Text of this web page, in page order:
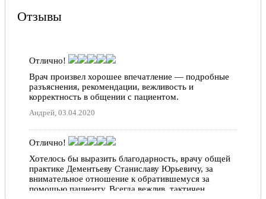
Станислав Юрьевич постоянно развивается,
литературу, вебинары, конференции, семинары,
методические собрания.
Имеет специализацию по 16 направлениям, таким
как: хирургия, педиатрия, гинекология, терапия и
другие, что способствует рассмотрению состояния
вашего здоровья с разных сторон. Так, к нему
сосудистой системы, легких, органов желудочно-
кишечного тракта, инфекционными и
детей до людей пожилого возраста.
Рекомендации врача общей практики:как искать
полезную информацию медицинского характера в
Отзывы
Отлично!
Врач произвел хорошее впечатление — подробные
разъяснения, рекомендации, вежливость и
корректность в общении с пациентом.
Андрей, 03.04.2020
Отлично!
Хотелось бы выразить благодарность, врачу общей
практике Дементьеву Станиславу Юрьевичу, за
внимательное отношение к обратившемуся за
помощью пациенту. Всегда вежлив, тактичен,